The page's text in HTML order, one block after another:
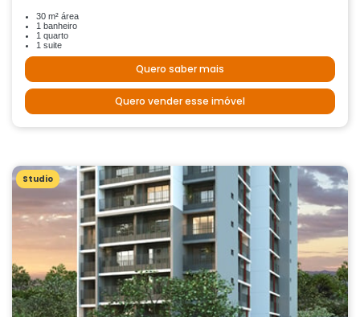
30 m² área
1 banheiro
1 quarto
1 suite
Quero saber mais
Quero vender esse imóvel
Studio